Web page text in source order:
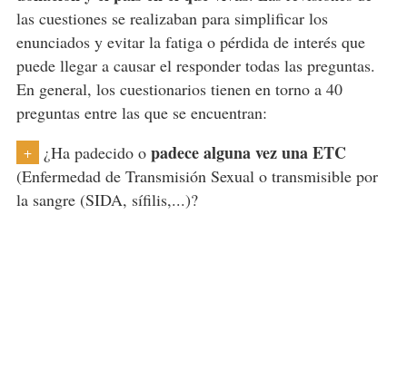
las cuestiones se realizaban para simplificar los
enunciados y evitar la fatiga o pérdida de interés que
puede llegar a causar el responder todas las preguntas.
En general, los cuestionarios tienen en torno a 40
preguntas entre las que se encuentran:
+ ¿Ha padecido o padece alguna vez una ETC
(Enfermedad de Transmisión Sexual o transmisible por
la sangre (SIDA, sífilis,...)?